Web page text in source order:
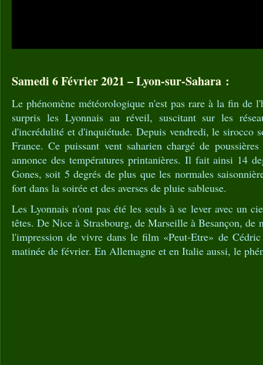
Samedi 6 Février 2021 – Lyon-sur-Sahara :
Le phénomène météorologique n'est pas rare à la fin de
surpris les Lyonnais au réveil, suscitant sur les
d'incrédulité et d'inquiétude. Depuis vendredi, le sirocco
France. Ce puissant vent saharien chargé de
annonce des températures printanières. Il fait ainsi 14
Gones, soit 5 degrés de plus que les normales
fort dans la soirée et des averses de pluie sableuse.
Les Lyonnais n'ont pas été les seuls à se lever avec un
têtes. De Nice à Strasbourg, de Marseille à Besançon, de
l'impression de vivre dans le film «Peut-Etre» de
matinée de février. En Allemagne et en Italie aussi, le